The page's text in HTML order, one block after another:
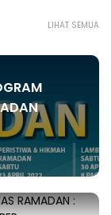
LIHAT SEMUA